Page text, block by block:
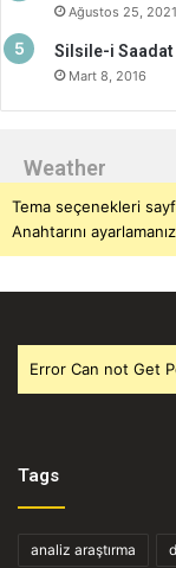
Ağustos 25, 2021
Silsile-i
Mart 8, 2016
Weather
Tema seçenekleri
Anahtarını
Error Can not Get
Tags
analiz araştırma